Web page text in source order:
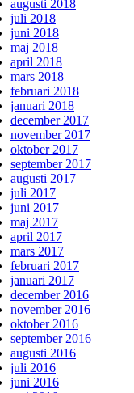
augusti 2018
juli 2018
juni 2018
maj 2018
april 2018
mars 2018
februari 2018
januari 2018
december 2017
november 2017
oktober 2017
september 2017
augusti 2017
juli 2017
juni 2017
maj 2017
april 2017
mars 2017
februari 2017
januari 2017
december 2016
november 2016
oktober 2016
september 2016
augusti 2016
juli 2016
juni 2016